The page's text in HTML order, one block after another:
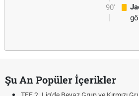
90'
Şu An Popüler İçerikler